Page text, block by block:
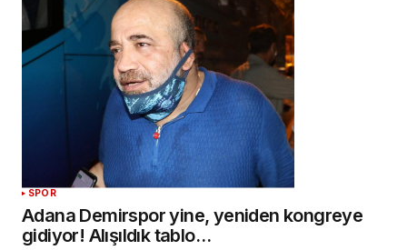
SPOR
Adana Demirspor yine, yeniden kongreye
gidiyor! Alışıldık tablo…